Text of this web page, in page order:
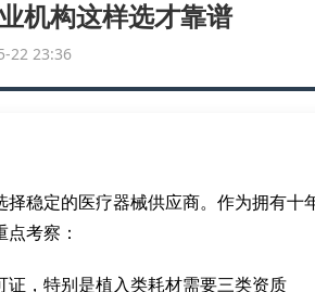
机构这样选才靠谱
22 23:36
稳定的医疗器械供应商。作为拥有十
考察：
，特别是植入类耗材需要三类资质